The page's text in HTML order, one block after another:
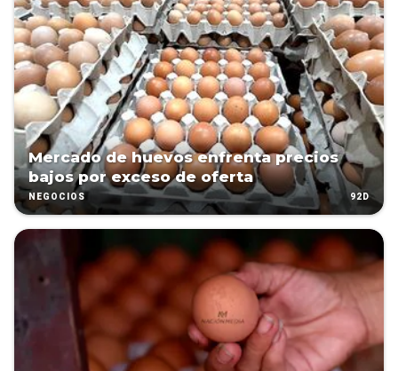
Mercado de huevos enfrenta precios
bajos por exceso de oferta
NEGOCIOS 92D